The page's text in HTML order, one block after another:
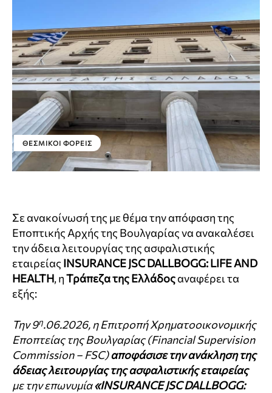
ΘΕΣΜΙΚΟΊ ΦΟΡΕΊΣ
Σε ανακοίνωσή της με θέμα την απόφαση της
Εποπτικής Αρχής της Βουλγαρίας να ανακαλέσει
την άδεια λειτουργίας της ασφαλιστικής
εταιρείας INSURANCE JSC DALLBOGG: LIFE AND
HEALTH, ηΤράπεζα της Ελλάδοςαναφέρει τα
εξής:
Την 9η.06.2026, η Επιτροπή Χρηματοοικονομικής
Εποπτείας της Βουλγαρίας (Financial Supervision
Commission – FSC)αποφάσισε την ανάκληση της
άδειας λειτουργίας της ασφαλιστικής εταιρείας
με την επωνυμία«INSURANCE JSC DALLBOGG: